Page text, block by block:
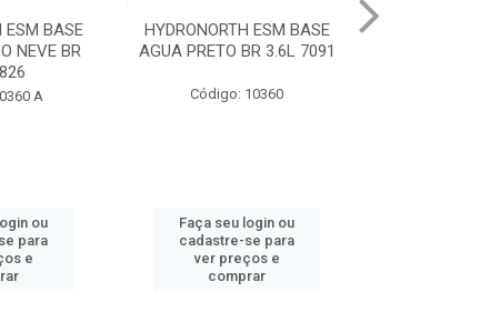
ESM BASE
3.6L 7091
ou
para
e
VALVULA RET ESG
DN100X150 DURIN
Código: 2955
Faça seu login ou
cadastre-se para
ver preços e
comprar